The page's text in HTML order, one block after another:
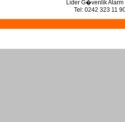
Lider G�venlik
Tel: 0242 323 11